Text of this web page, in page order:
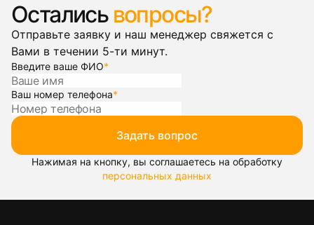
Остались вопросы?
Отправьте заявку и наш менеджер свяжется с
Вами в течении 5-ти минут.
Введите ваше ФИО*
Ваш номер телефона*
Задать вопрос
Нажимая на кнопку, вы соглашаетесь на обработку
персональных данных